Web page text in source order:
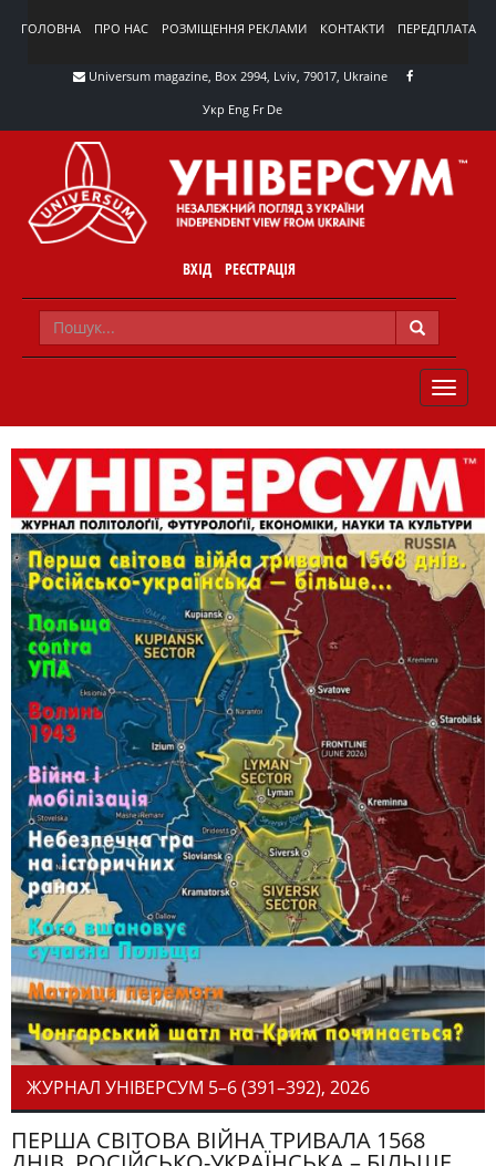
ГОЛОВНА ПРО НАС РОЗМІЩЕННЯ РЕКЛАМИ КОНТАКТИ ПЕРЕДПЛАТА
Universum magazine, Box 2994, Lviv, 79017, Ukraine
Укр Eng Fr De
ВХІД РЕЄСТРАЦІЯ
TOGGLE
ЖУРНАЛ УНІВЕРСУМ 5–6 (391–392), 2026
ПЕРША СВІТОВА ВІЙНА ТРИВАЛА 1568